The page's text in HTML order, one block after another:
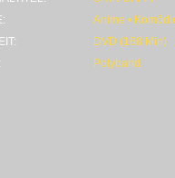
Anime •
DVD (168 Min)
Polyband